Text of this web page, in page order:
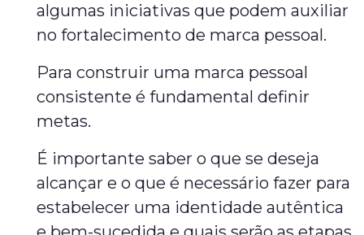
algumas iniciativas que podem auxiliar
no fortalecimento de marca pessoal.
Para construir uma marca pessoal
consistente é fundamental definir
metas.
É importante saber o que se deseja
alcançar e o que é necessário fazer para
estabelecer uma identidade autêntica